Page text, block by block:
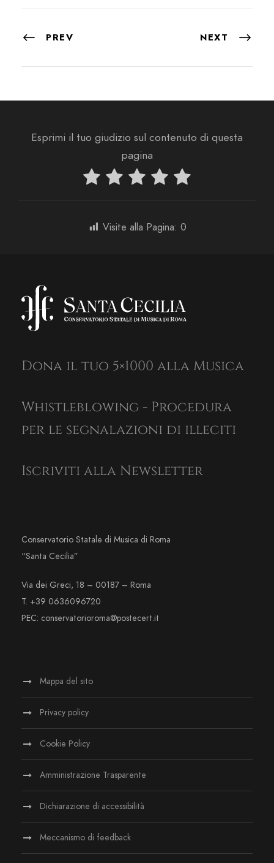
PREV NEXT
Esprimi il tuo giudizio sul contenuto di questa
pagina
Visite alla Pagina: 0
Dona il tuo 5×1000 alla Musica
Whistleblowing - Procedura
per le segnalazioni di illeciti
Iscriviti alla Newsletter
Conservatorio Statale di Musica di Roma
“Santa Cecilia”
Via dei Greci, 18 – 00187 – Roma
T. +39 0636096720
PEC: conservatorioroma@postecert.it
Mappa del sito
Privacy policy
Cookie Policy
Amministrazione Trasparente
Dichiarazione di accessibilità
Meccanismo di feedback